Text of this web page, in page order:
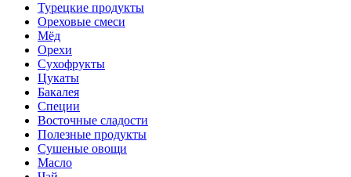
Турецкие продукты
Ореховые смеси
Мёд
Орехи
Сухофрукты
Цукаты
Бакалея
Специи
Восточные сладости
Полезные продукты
Сушеные овощи
Масло